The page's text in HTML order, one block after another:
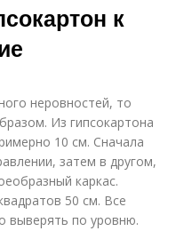
к
неровностей, то
Из гипсокартона
10 см. Сначала
затем в другом,
каркас.
50 см. Все
выверять по уровню.